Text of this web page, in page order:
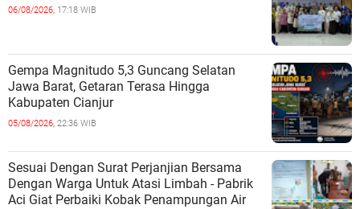
06/08/2026, 17:18 WIB
Gempa Magnitudo 5,3 Guncang Selatan
Jawa Barat, Getaran Terasa Hingga
Kabupaten Cianjur
05/08/2026, 22:36 WIB
Sesuai Dengan Surat Perjanjian Bersama
Dengan Warga Untuk Atasi Limbah - Pabrik
Aci Giat Perbaiki Kobak Penampungan Air